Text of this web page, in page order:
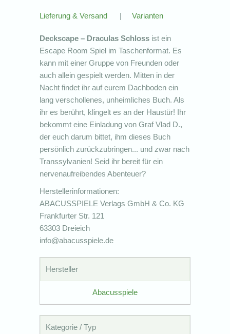
Lieferung & Versand | Varianten
Deckscape – Draculas Schloss ist ein
Escape Room Spiel im Taschenformat. Es
kann mit einer Gruppe von Freunden oder
auch allein gespielt werden. Mitten in der
Nacht findet ihr auf eurem Dachboden ein
lang verschollenes, unheimliches Buch. Als
ihr es berührt, klingelt es an der Haustür! Ihr
bekommt eine Einladung von Graf Vlad D.,
der euch darum bittet, ihm dieses Buch
persönlich zurückzubringen... und zwar nach
Transsylvanien! Seid ihr bereit für ein
nervenaufreibendes Abenteuer?
Herstellerinformationen:
ABACUSSPIELE Verlags GmbH & Co. KG
Frankfurter Str. 121
63303 Dreieich
info@abacusspiele.de
Hersteller
Abacusspiele
Kategorie / Typ